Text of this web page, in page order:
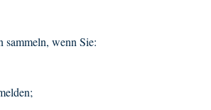
sammeln, wenn Sie: